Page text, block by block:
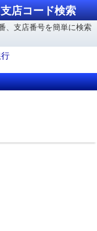
店コード検索
、支店番号を簡単に検索
行